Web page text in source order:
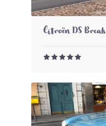
Citroën DS Break